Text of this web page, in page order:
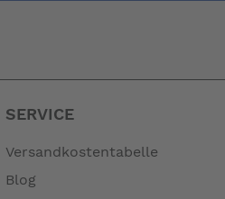
SERVICE
Versandkostentabelle
Blog